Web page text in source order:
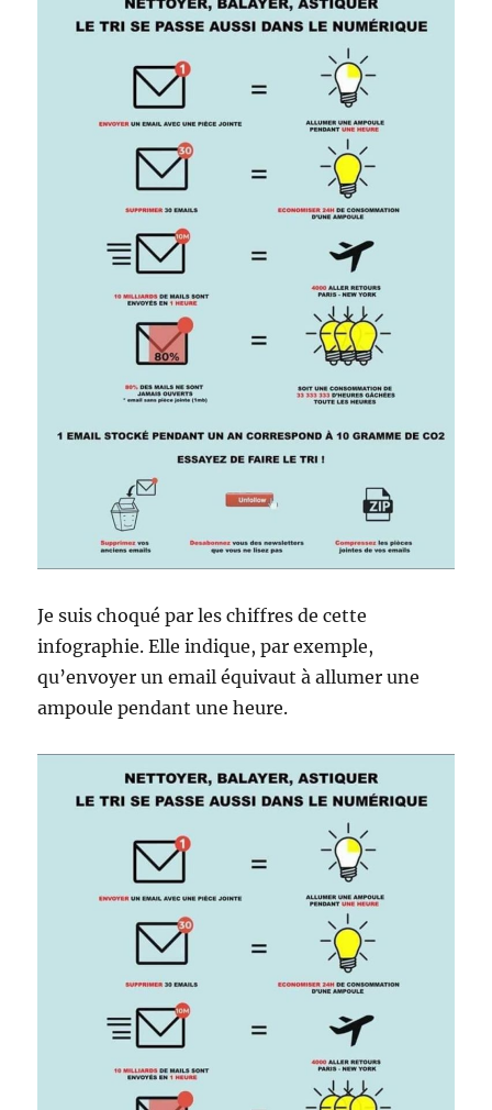
Je suis choqué par les chiffres de cette
infographie. Elle indique, par exemple,
qu’envoyer un email équivaut à allumer une
ampoule pendant une heure.